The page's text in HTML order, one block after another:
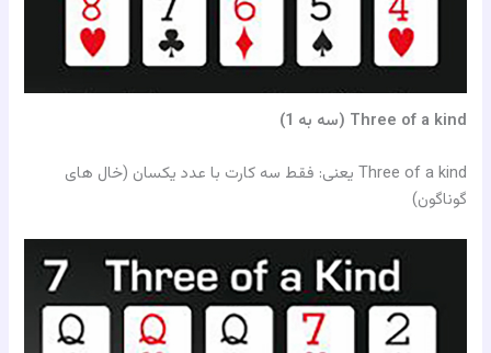
Three of a kind (سه به 1)
Three of a kind یعنی: فقط سه کارت با عدد یکسان (خال های
گوناگون)